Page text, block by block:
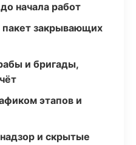
начала работ
закрывающих
и бригады,
этапов и
и скрытые